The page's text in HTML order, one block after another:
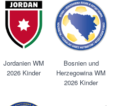
Jordanien WM
2026 Kinder
Bosnien und
Herzegowina WM
2026 Kinder